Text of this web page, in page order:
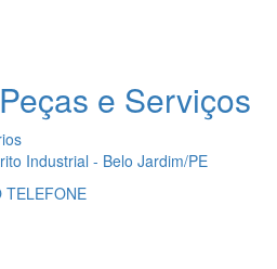
e Serviços
Industrial - Belo Jardim/PE
TELEFONE